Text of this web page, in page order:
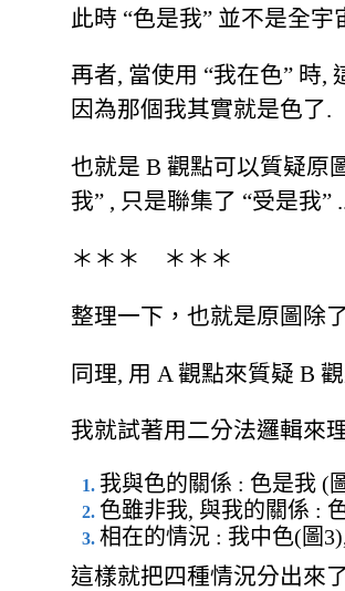
此時 “色是我” 並不是全
再者, 當使用 “我在色” 時,
因為那個我其實就是色了.
也就是 B 觀點可以質疑原
我” , 只是聯集了 “受是我”
＊＊＊ ＊＊＊
整理一下，也就是原圖除
同理, 用 A 觀點來質疑 B
我就試著用二分法邏輯來
我與色的關係 : 色是我 (
色雖非我, 與我的關係 :
相在的情況 : 我中色(圖
這樣就把四種情況分出來